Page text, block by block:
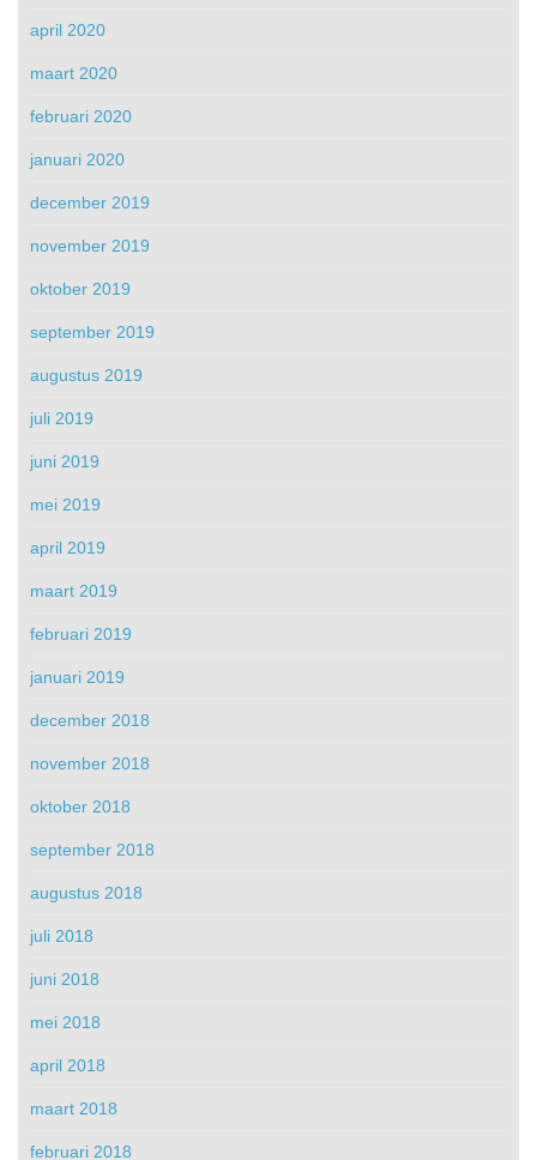
april 2020
maart 2020
februari 2020
januari 2020
december 2019
november 2019
oktober 2019
september 2019
augustus 2019
juli 2019
juni 2019
mei 2019
april 2019
maart 2019
februari 2019
januari 2019
december 2018
november 2018
oktober 2018
september 2018
augustus 2018
juli 2018
juni 2018
mei 2018
april 2018
maart 2018
februari 2018